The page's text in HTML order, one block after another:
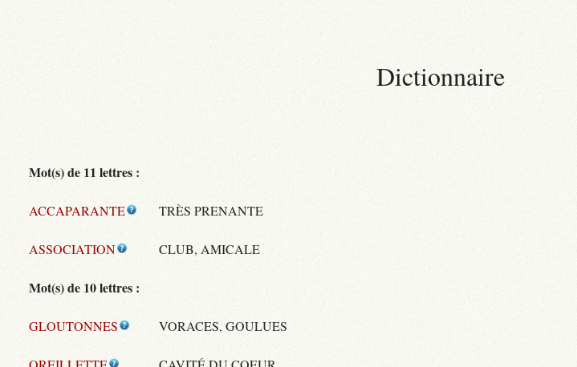
Dictionnaire
Mot(s) de 11 lettres :
ACCAPARANTE TRÈS PRENANTE
ASSOCIATION CLUB, AMICALE
Mot(s) de 10 lettres :
GLOUTONNES VORACES, GOULUES